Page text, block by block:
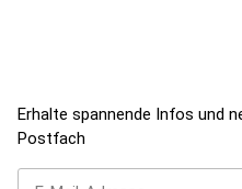
Erhalte spannende Infos und
Postfach